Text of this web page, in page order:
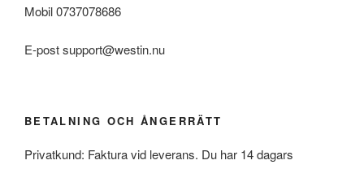
Mobil 0737078686
E-post support@westin.nu
BETALNING OCH ÅNGERRÄTT
Privatkund: Faktura vid leverans. Du har 14 dagars